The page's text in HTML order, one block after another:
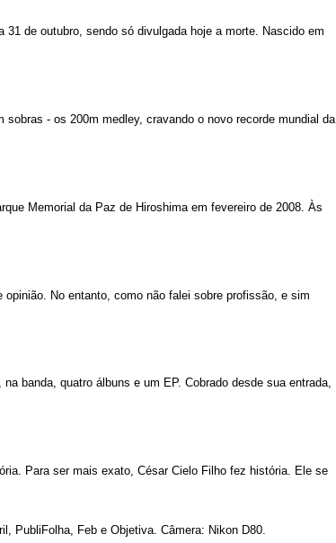
de outubro, sendo só divulgada hoje a morte. Nascido em
- os 200m medley, cravando o novo recorde mundial da
Memorial da Paz de Hiroshima em fevereiro de 2008. Às
No entanto, como não falei sobre profissão, e sim
banda, quatro álbuns e um EP. Cobrado desde sua entrada,
Para ser mais exato, César Cielo Filho fez história. Ele se
PubliFolha, Feb e Objetiva. Câmera: Nikon D80.